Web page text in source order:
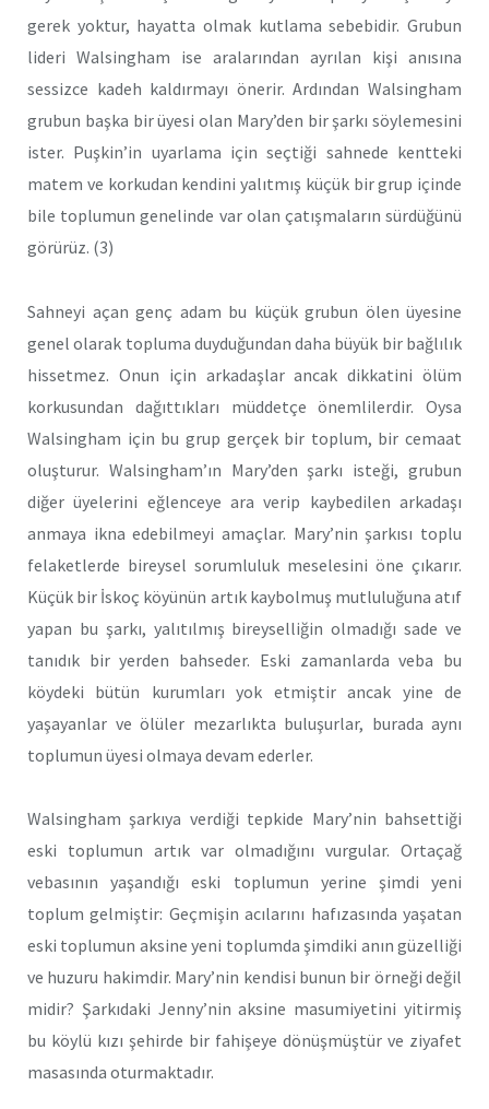
gerek yoktur, hayatta olmak kutlama sebebidir. Grubun
lideri Walsingham ise aralarından ayrılan kişi anısına
sessizce kadeh kaldırmayı önerir. Ardından Walsingham
grubun başka bir üyesi olan Mary’den bir şarkı söylemesini
ister. Puşkin’in uyarlama için seçtiği sahnede kentteki
matem ve korkudan kendini yalıtmış küçük bir grup içinde
bile toplumun genelinde var olan çatışmaların sürdüğünü
görürüz. (3)
Sahneyi açan genç adam bu küçük grubun ölen üyesine
genel olarak topluma duyduğundan daha büyük bir bağlılık
hissetmez. Onun için arkadaşlar ancak dikkatini ölüm
korkusundan dağıttıkları müddetçe önemlilerdir. Oysa
Walsingham için bu grup gerçek bir toplum, bir cemaat
oluşturur. Walsingham’ın Mary’den şarkı isteği, grubun
diğer üyelerini eğlenceye ara verip kaybedilen arkadaşı
anmaya ikna edebilmeyi amaçlar. Mary’nin şarkısı toplu
felaketlerde bireysel sorumluluk meselesini öne çıkarır.
Küçük bir İskoç köyünün artık kaybolmuş mutluluğuna atıf
yapan bu şarkı, yalıtılmış bireyselliğin olmadığı sade ve
tanıdık bir yerden bahseder. Eski zamanlarda veba bu
köydeki bütün kurumları yok etmiştir ancak yine de
yaşayanlar ve ölüler mezarlıkta buluşurlar, burada aynı
toplumun üyesi olmaya devam ederler.
Walsingham şarkıya verdiği tepkide Mary’nin bahsettiği
eski toplumun artık var olmadığını vurgular. Ortaçağ
vebasının yaşandığı eski toplumun yerine şimdi yeni
toplum gelmiştir: Geçmişin acılarını hafızasında yaşatan
eski toplumun aksine yeni toplumda şimdiki anın güzelliği
ve huzuru hakimdir. Mary’nin kendisi bunun bir örneği değil
midir? Şarkıdaki Jenny’nin aksine masumiyetini yitirmiş
bu köylü kızı şehirde bir fahişeye dönüşmüştür ve ziyafet
masasında oturmaktadır.